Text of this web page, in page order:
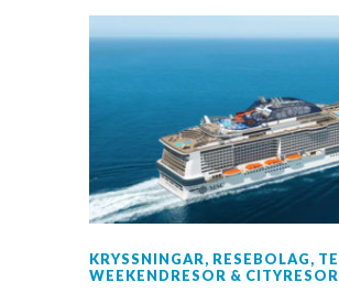
KRYSSNINGAR, RESEBOLAG,
WEEKENDRESOR & CITYRESOR